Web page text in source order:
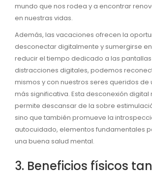
mundo que nos rodea y a encontrar
en nuestras vidas.
Además, las vacaciones ofrecen la
desconectar digitalmente y sumergirse
reducir el tiempo dedicado a las pantallas
distracciones digitales, podemos
mismos y con nuestros seres queridos de
más significativa. Esta desconexión digital
permite descansar de la sobre
sino que también promueve la
autocuidado, elementos fundamentales
una buena salud mental.
3. Beneficios físicos